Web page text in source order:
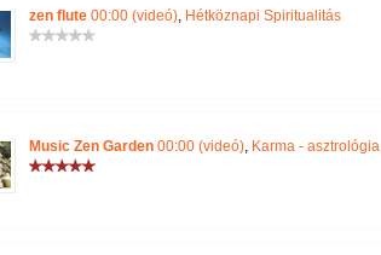
zen flute 00:00 (videó), Hétköznapi Spiritualitás
Music Zen Garden 00:00 (videó), Karma - asztrológia